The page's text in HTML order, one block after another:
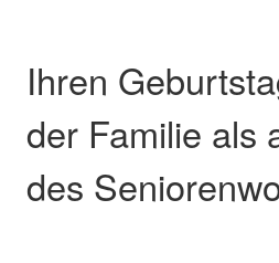
Ihren
der Familie als
des